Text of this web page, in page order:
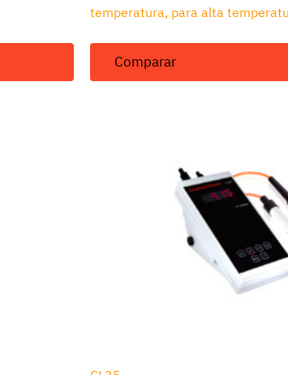
temperatura, para alta
Comparar